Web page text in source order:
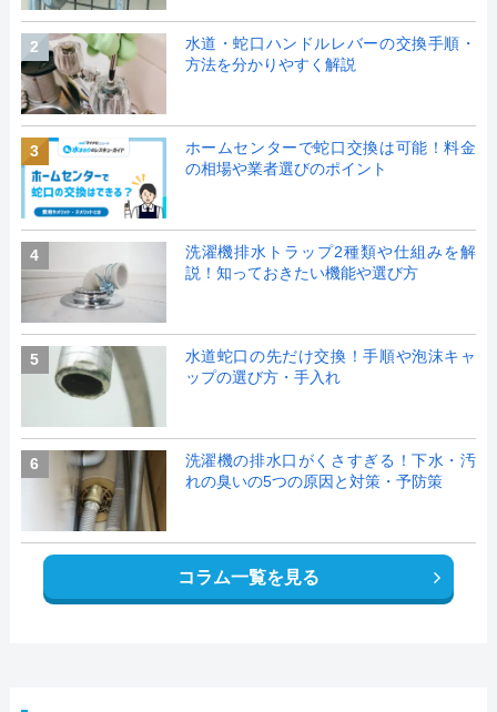
2
水道・蛇口ハンドルレバーの交換手順・
方法を分かりやすく解説
3
ホームセンターで蛇口交換は可能！料金
の相場や業者選びのポイント
4
洗濯機排水トラップ2種類や仕組みを解
説！知っておきたい機能や選び方
5
水道蛇口の先だけ交換！手順や泡沫キャ
ップの選び方・手入れ
6
洗濯機の排水口がくさすぎる！下水・汚
れの臭いの5つの原因と対策・予防策
コラム一覧を見る